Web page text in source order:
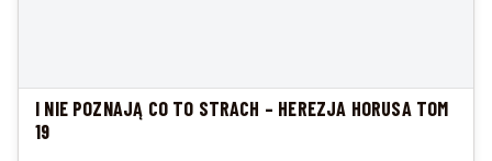
I NIE POZNAJĄ CO TO STRACH – HEREZJA HORUSA TOM
19